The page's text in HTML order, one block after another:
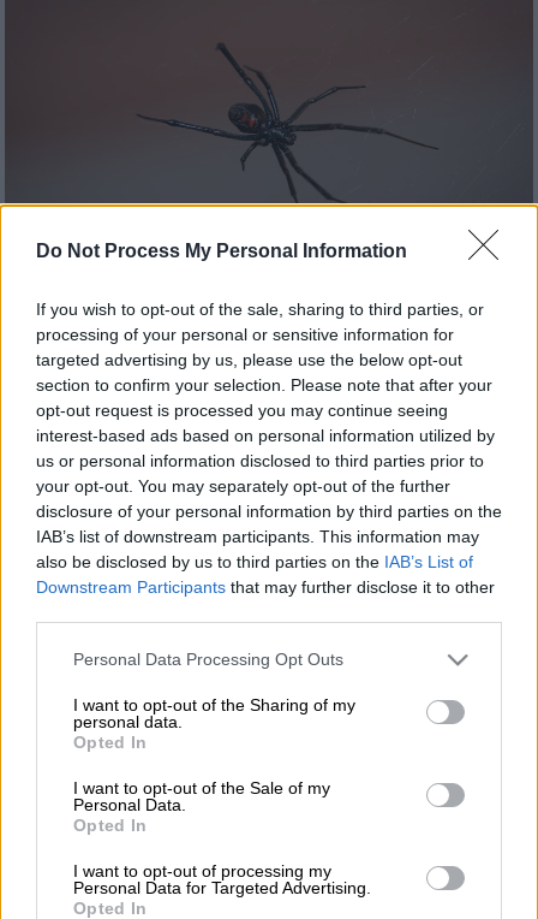
Do Not Process My Personal Information
If you wish to opt-out of the sale, sharing to third parties, or
processing of your personal or sensitive information for
targeted advertising by us, please use the below opt-out
section to confirm your selection. Please note that after your
opt-out request is processed you may continue seeing
interest-based ads based on personal information utilized by
us or personal information disclosed to third parties prior to
your opt-out. You may separately opt-out of the further
disclosure of your personal information by third parties on the
IAB’s list of downstream participants. This information may
also be disclosed by us to third parties on the IAB’s List of
Downstream Participants that may further disclose it to other
Please note that this website/app uses one or more Google
not limited to your visit or usage behaviour. You may click to
grant or deny consent to Google and its third-party tags to
use your data for below specified purposes in below Google
consent section.
Personal Data Processing Opt Outs
I want to opt-out of the Sharing of my
personal data.
Opted In
I want to opt-out of the Sale of my
Personal Data.
Opted In
I want to opt-out of processing my
Personal Data for Targeted Advertising.
Opted In
Φωτογραφία Αρχείου/pixabay.com
Προσθέστε το ΕΘΝΟΣ στη Google
Δραματική αποδείχθηκε η προσπάθεια να
σωθεί ένας 36χρονος στοΑίγιο, τον οποίο
τσίμπησεαράχνηπου ανήκει στο είδος της
«μαύρης χήρας», το τσίμπημά της οποίας
μπορεί να αποβεί μοιραίο. Αρχικά, ο ανδρας
μεταφέρθηκε στο Νοσοκομείο του Ρίου,
όμως στη συνέχεια χρειάστηκε να
μεταφερθεί στο νοσοκομείο τηςΠάτρας,
όπως αναφέρεται και σε ρεπορτάζ τουOpen
Στον 36χρονο χορηγήθηκε, τελικά, ο
την Αθήναμε περιπολικό σε μια πραγματική
σκυταλοδρομία
ώρα που πραγματοποιούσε αγροτικές
εργασίες. Υπενθυμίζεται ότι τον Ιούλιο